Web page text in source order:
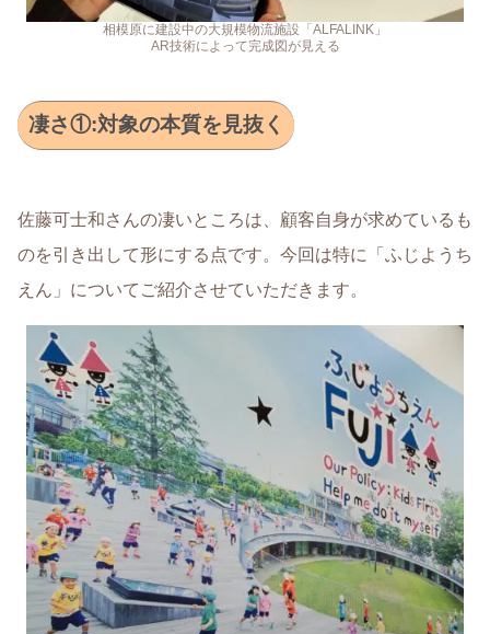
相模原に建設中の大規模物流施設「ALFALINK」
AR技術によって完成図が見える
凄さ①:対象の本質を見抜く
佐藤可士和さんの凄いところは、顧客自身が求めているも
のを引き出して形にする点です。今回は特に「ふじようち
えん」についてご紹介させていただきます。